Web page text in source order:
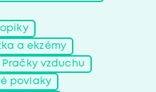
a ekzémy
Pračky vzduchu
povlaky